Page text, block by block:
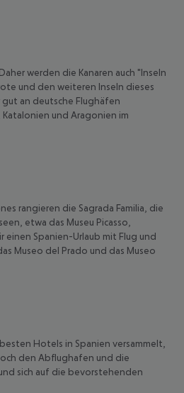
werden die Kanaren auch "Inseln
und den weiteren Inseln dieses
gut an deutsche Flughäfen
und Aragonien im
rangieren die Sagrada Familia, die
etwa das Museu Picasso,
Spanien-Urlaub mit Flug und
Museo del Prado und das Museo
Hotels in Spanien versammelt,
den Abflughafen und die
sich auf die bevorstehenden